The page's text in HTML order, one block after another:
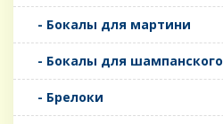
- Бокалы для мартини
- Бокалы для шампанского
- Брелоки